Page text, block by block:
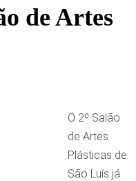
de Artes
O 2º Salão
de Artes
Plásticas de
São Luís já